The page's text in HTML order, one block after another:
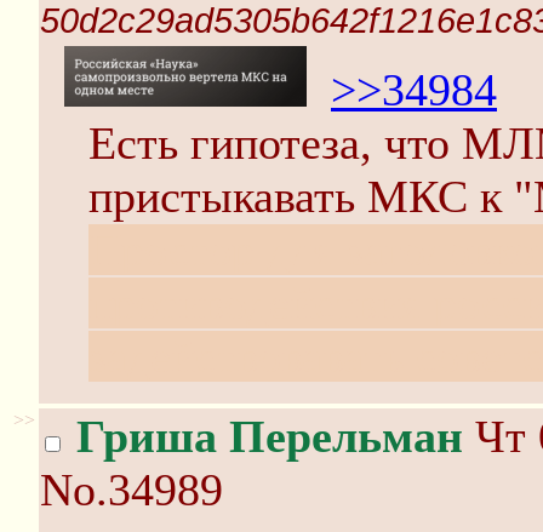
>>34984
Есть гипотеза, что
пристыкавать МКС к
>> Гриша Перельман Чт
No.34989